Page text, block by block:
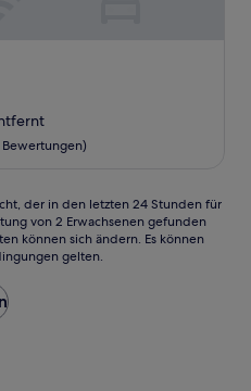
Bewertungen)
der in den letzten 24 Stunden für
von 2 Erwachsenen gefunden
können sich ändern. Es können
gelten.